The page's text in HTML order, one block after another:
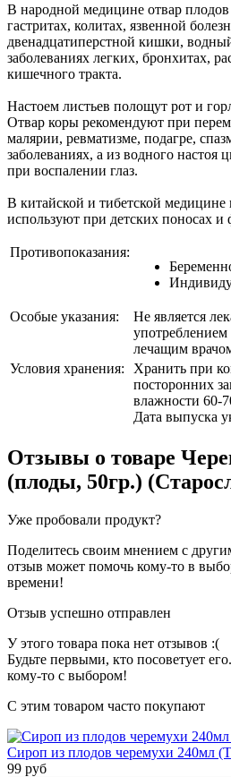
В народной медицине отвар
гастритах, колитах, язвенной
двенадцатиперстной кишки,
заболеваниях легких, бронхитах,
кишечного тракта.
Настоем листьев полощут рот и
Отвар коры рекомендуют при
малярии, ревматизме, подагре,
заболеваниях, а из водного настоя
при воcпалении глаз.
В китайской и тибетской
используют при детских поносах и
Противопоказания:
Особые указания:
Не является
употреблением
лечащим
Условия хранения:
Хранить при
посторонних
влажности 60-
Дата выпуска
Отзывы о товаре
(плоды, 50гр.)
Уже пробовали продукт?
Поделитесь своим мнением с
отзыв может помочь кому-то в
времени!
Отзыв успешно отправлен
У этого товара пока нет отзывов :(
Будьте первыми, кто посоветует
кому-то с выбором!
С этим товаром часто покупают
Сироп из плодов черемухи 240мл
99 руб